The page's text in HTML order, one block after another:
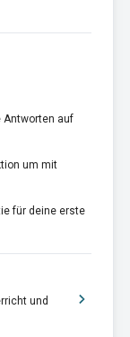
Antworten auf
um mit
für deine erste
und